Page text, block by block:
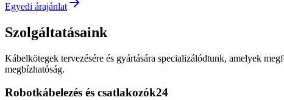
Egyedi árajánlat
Szolgáltatásaink
Kábelkötegek tervezésére és gyártására specializálódtunk, amelyek
megbízhatóság.
Robotkábelezés és csatlakozók24